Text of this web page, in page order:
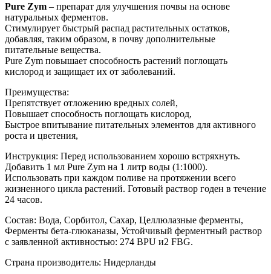
Pure Zym – препарат для улучшения почвы на основе
натуральных ферментов.
Стимулирует быстрый распад растительных остатков,
добавляя, таким образом, в почву дополнительные
питательные вещества.
Pure Zym повышает способность растений поглощать
кислород и защищает их от заболеваний.
Преимущества:
Препятствует отложению вредных солей,
Повышает способность поглощать кислород,
Быстрое впитывание питательных элементов для активного
роста и цветения,
Инструкция: Перед использованием хорошо встряхнуть.
Добавить 1 мл Pure Zym на 1 литр воды (1:1000).
Использовать при каждом поливе на протяжении всего
жизненного цикла растений. Готовый раствор годен в течение
24 часов.
Состав: Вода, Сорбитол, Сахар, Целлюлазные ферменты,
Ферменты бета-глюканазы, Устойчивый ферментный раствор
с заявленной активностью: 274 BPU и2 FBG.
Страна производитель: Нидерланды